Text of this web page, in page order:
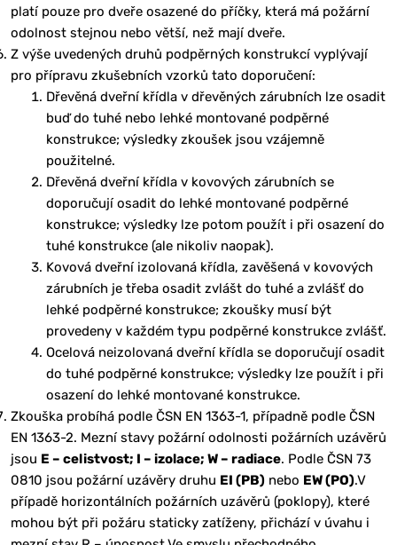
platí pouze pro dveře osazené do příčky, která má požární
odolnost stejnou nebo větší, než mají dveře.
Z výše uvedených druhů podpěrných konstrukcí vyplývají
pro přípravu zkušebních vzorků tato doporučení:
Dřevěná dveřní křídla v dřevěných zárubních lze osadit
buď do tuhé nebo lehké montované podpěrné
konstrukce; výsledky zkoušek jsou vzájemně
použitelné.
Dřevěná dveřní křídla v kovových zárubních se
doporučují osadit do lehké montované podpěrné
konstrukce; výsledky lze potom použít i při osazení do
tuhé konstrukce (ale nikoliv naopak).
Kovová dveřní izolovaná křídla, zavěšená v kovových
zárubních je třeba osadit zvlášt do tuhé a zvlášť do
lehké podpěrné konstrukce; zkoušky musí být
provedeny v každém typu podpěrné konstrukce zvlášť.
Ocelová neizolovaná dveřní křídla se doporučují osadit
do tuhé podpěrné konstrukce; výsledky lze použít i při
osazení do lehké montované konstrukce.
Zkouška probíhá podle ČSN EN 1363-1, případně podle ČSN
EN 1363-2. Mezní stavy požární odolnosti požárních uzávěrů
jsou E – celistvost; I – izolace; W – radiace. Podle ČSN 73
0810 jsou požární uzávěry druhu EI (PB)nebo EW (PO).V
případě horizontálních požárních uzávěrů (poklopy), které
mohou být při požáru staticky zatíženy, přichází v úvahu i